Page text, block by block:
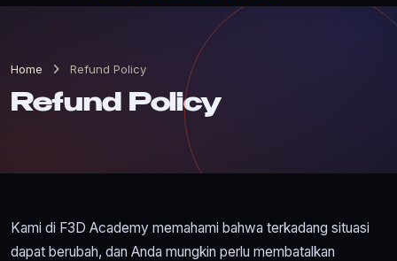
Home Refund Policy
Refund Policy
Kami di F3D Academy memahami bahwa terkadang situasi
dapat berubah, dan Anda mungkin perlu membatalkan